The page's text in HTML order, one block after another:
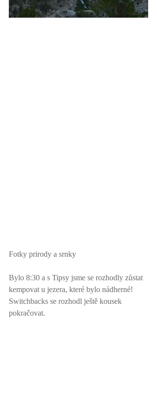
Fotky prirody a srnky
Bylo 8:30 a s Tipsy jsme se rozhodly zůstat
kempovat u jezera, které bylo nádherné!
Switchbacks se rozhodl ještě kousek
pokračovat.